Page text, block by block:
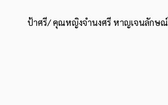
ป้าศรี/ คุณหญิงจำนงศรี หาญเจนลักษณ์